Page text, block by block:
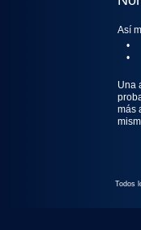
Así
•
•
Una
más
Todos